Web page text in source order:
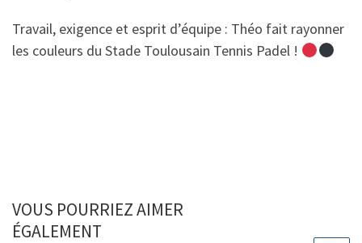
Travail, exigence et esprit d’équipe : Théo fait rayonner
les couleurs du Stade Toulousain Tennis Padel !
VOUS POURRIEZ AIMER
ÉGALEMENT